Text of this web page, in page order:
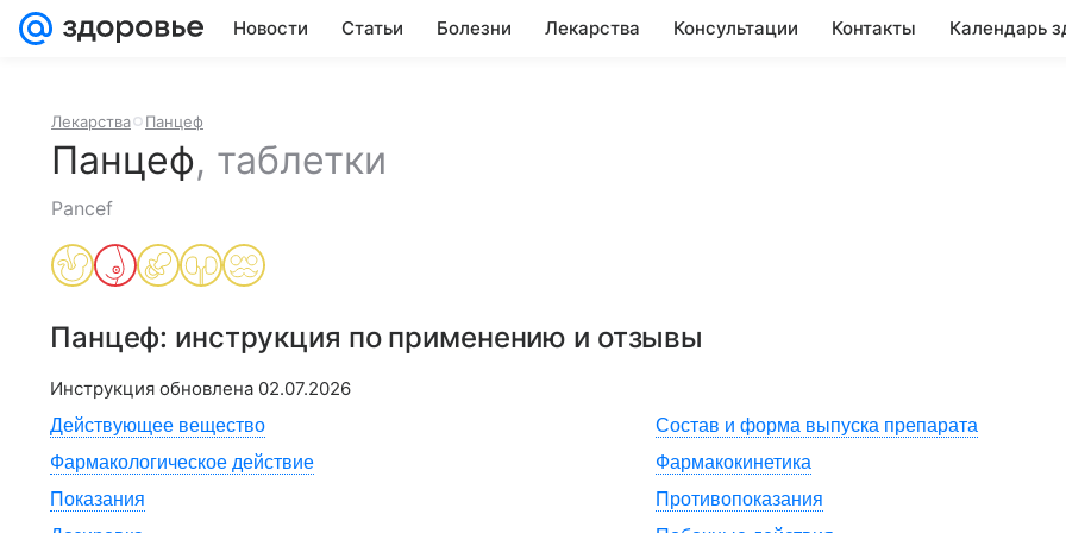
Новости Статьи Болезни Лекарства Консультации Контакты Календарь
Лекарства Панцеф
Панцеф, таблетки
Pancef
Панцеф: инструкция по применению и отзывы
Инструкция обновлена 02.07.2026
Действующее вещество
Состав и форма выпуска препарата
Фармакологическое действие
Фармакокинетика
Показания
Противопоказания